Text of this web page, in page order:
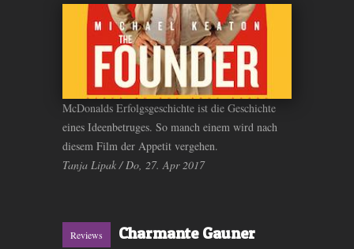
McDonalds Erfolgsgeschichte ist die Geschichte
eines Ideenbetruges. So manch einem wird nach
diesem Film der Appetit vergehen.
Tanja Lipak / Do, 27. Apr 2017
Reviews Charmante Gauner